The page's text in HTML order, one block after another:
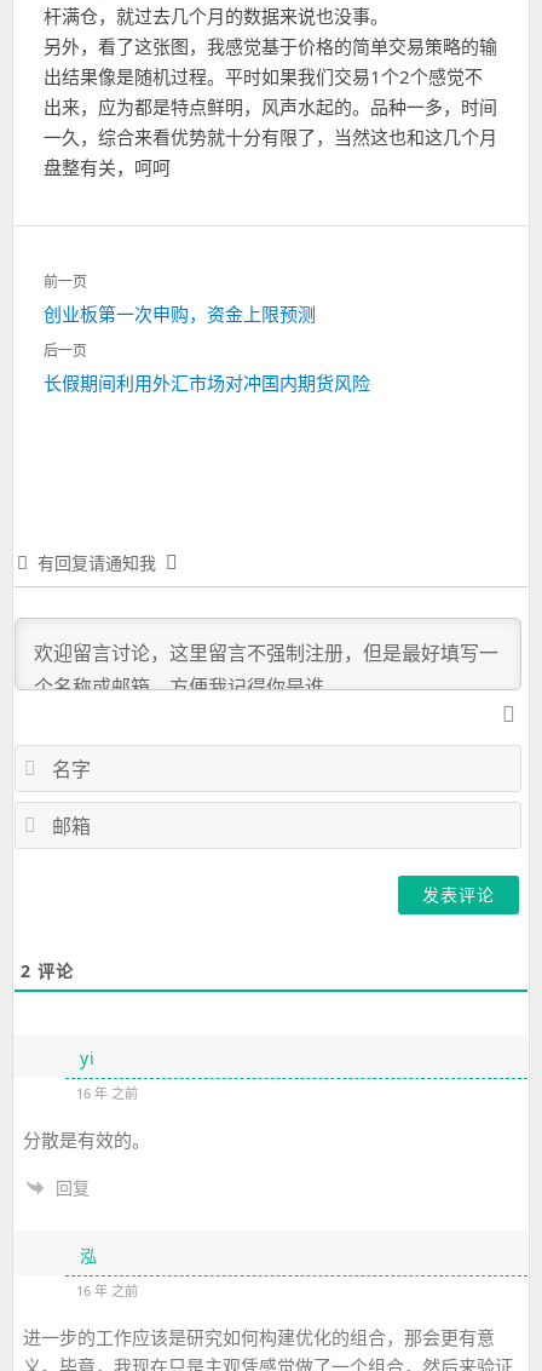
杆满仓，就过去几个月的数据来说也没事。
另外，看了这张图，我感觉基于价格的简单交易策略的输
出结果像是随机过程。平时如果我们交易1个2个感觉不
出来，应为都是特点鲜明，风声水起的。品种一多，时间
一久，综合来看优势就十分有限了，当然这也和这几个月
盘整有关，呵呵
文
章
导
航
前一页
上
一
创业板第一次申购，资金上限预测
后一页
下
长假期间利用外汇市场对冲国内期货风险
有回复请通知我
2 评论
yi
16 年 之前
分散是有效的。
回复
泓
16 年 之前
进一步的工作应该是研究如何构建优化的组合，那会更有意
义。毕竟，我现在只是主观凭感觉做了一个组合，然后来验证